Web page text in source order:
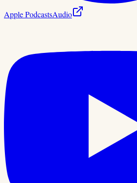
Apple PodcastsAudio